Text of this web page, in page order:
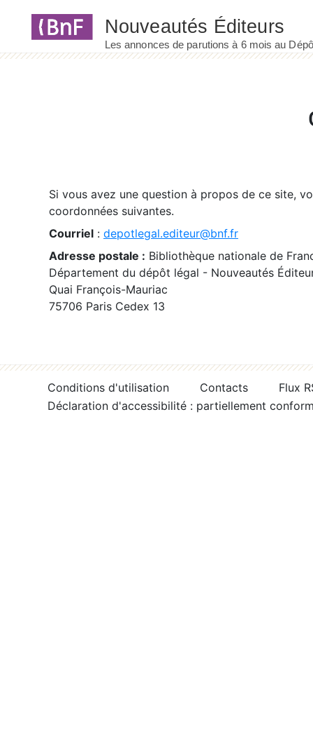
Si vous avez une question à propos de ce site,
coordonnées suivantes.
Courriel : depotlegal.editeur@bnf.fr
Adresse postale : Bibliothèque nationale de
Département du dépôt légal - Nouveautés
Quai François-Mauriac
75706 Paris Cedex 13
Conditions d'utilisation Contacts
Flux
Déclaration d'accessibilité : partiellement